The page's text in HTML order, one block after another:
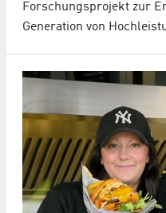
Forschungsprojekt zur
Generation von